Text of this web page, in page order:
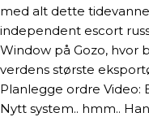
med alt dette
independent escort
Window på Gozo, hvor
verdens største
Planlegge ordre Video:
Nytt system.. hmm..